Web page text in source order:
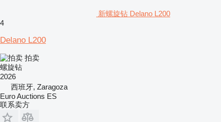
新螺旋钻 Delano L200
4
Delano L200
拍卖
螺旋钻
2026
西班牙, Zaragoza
Euro Auctions ES
联系卖方